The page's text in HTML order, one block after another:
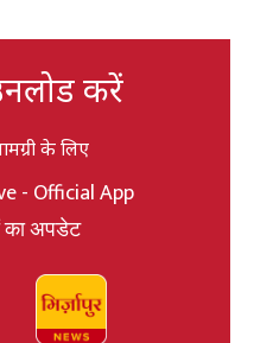
करें
के लिए
- Official App
का अपडेट